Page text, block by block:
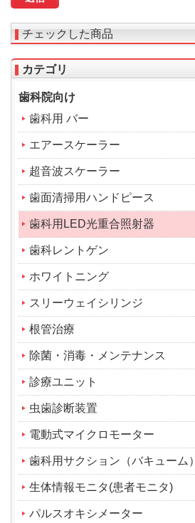
チェックした商品
カテゴリ
歯科院向け
歯科用 バー
エアースケーラー
超音波スケーラー
歯面清掃用ハンドピース
歯科用LED光重合照射器
歯科レントゲン
ホワイトニング
スリーウェイシリンジ
根管治療
除菌・消毒・メンテナンス
診療ユニット
虫歯診断装置
電動式マイクロモーター
歯科用サクション（バキューム）
生体情報モニタ(患者モニタ)
パルスオキシメーター